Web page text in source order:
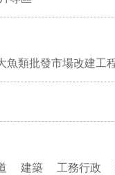
魚類批發市場改建工
建築 工務行政